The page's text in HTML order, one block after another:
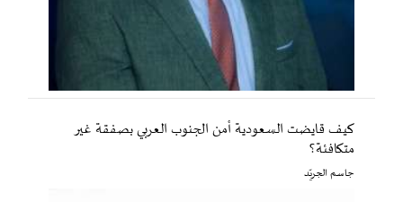
كيف قايضت السعودية أمن الجنوب العربي بصفقة غير
متكافئة؟
جاسم الجريّد